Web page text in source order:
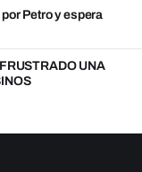
Petro y espera
UNA